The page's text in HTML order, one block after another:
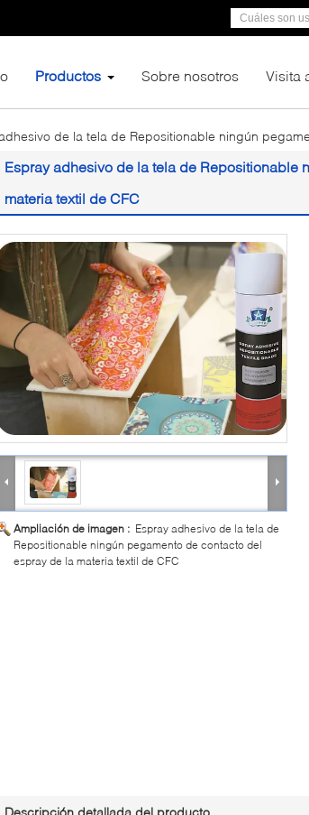
Productos Sobre nosotros Visita
de la tela de Repositionable ningún
Espray adhesivo de la tela de
materia textil de CFC
Ampliación de imagen : Espray adhesivo de la tela de
Repositionable ningún pegamento de contacto del
espray de la materia textil de CFC
Descripción detallada del producto